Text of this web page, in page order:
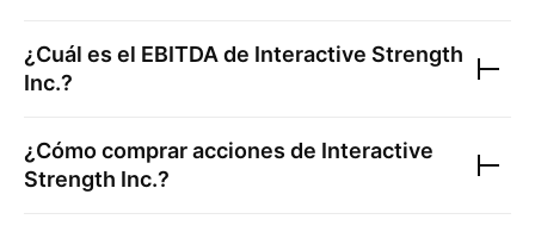
¿Cuál es el EBITDA de Interactive Strength
Inc.?
¿Cómo comprar acciones de Interactive
Strength Inc.?